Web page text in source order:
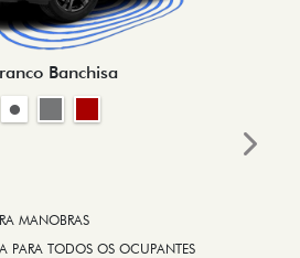
Banchisa
MANOBRAS
PARA TODOS OS OCUPANTES
Next